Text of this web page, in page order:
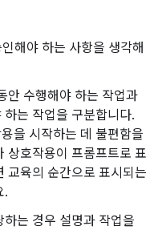
해야 하는 사항을 생각해
안 수행해야 하는 작업과
는 작업을 구분합니다.
을 시작하는 데 불편함을
상호작용이 프롬프트로 표
교육의 순간으로 표시되는
.
는 경우 설명과 작업을